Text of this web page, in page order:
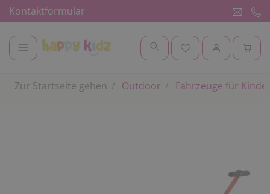
Kontaktformular
Zur Startseite gehen Outdoor Fahrzeuge für